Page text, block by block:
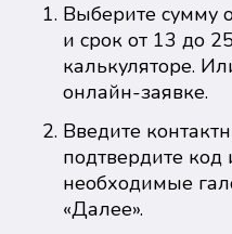
Выберите сумму
и срок от 13 до
калькуляторе.
онлайн-заявке.
Введите
подтвердите код
необходимые
«Далее».